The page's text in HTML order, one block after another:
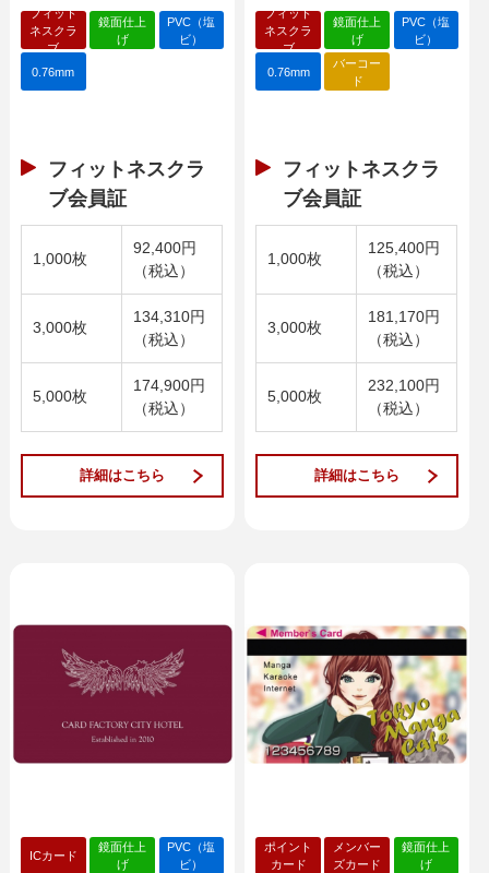
フィット
ネスクラ
ブ
鏡面仕上
げ
PVC（塩
ビ）
0.76mm
フィットネスクラ
ブ会員証
1,000枚
92,400円
（税込）
3,000枚
134,310円
（税込）
5,000枚
174,900円
（税込）
詳細はこちら
フィット
ネスクラ
ブ
鏡面仕上
げ
PVC（塩
ビ）
0.76mm
バーコー
ド
フィットネスクラ
ブ会員証
1,000枚
125,400円
（税込）
3,000枚
181,170円
（税込）
5,000枚
232,100円
（税込）
詳細はこちら
ICカード
鏡面仕上
げ
PVC（塩
ビ）
ポイント
カード
メンバー
ズカード
鏡面仕上
げ